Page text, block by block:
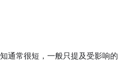
通常很短，一般只提及受影响的